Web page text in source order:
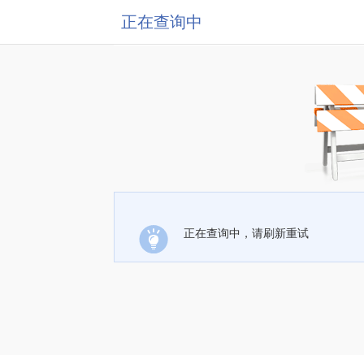
正在查询中
正在查询中，请刷新重试